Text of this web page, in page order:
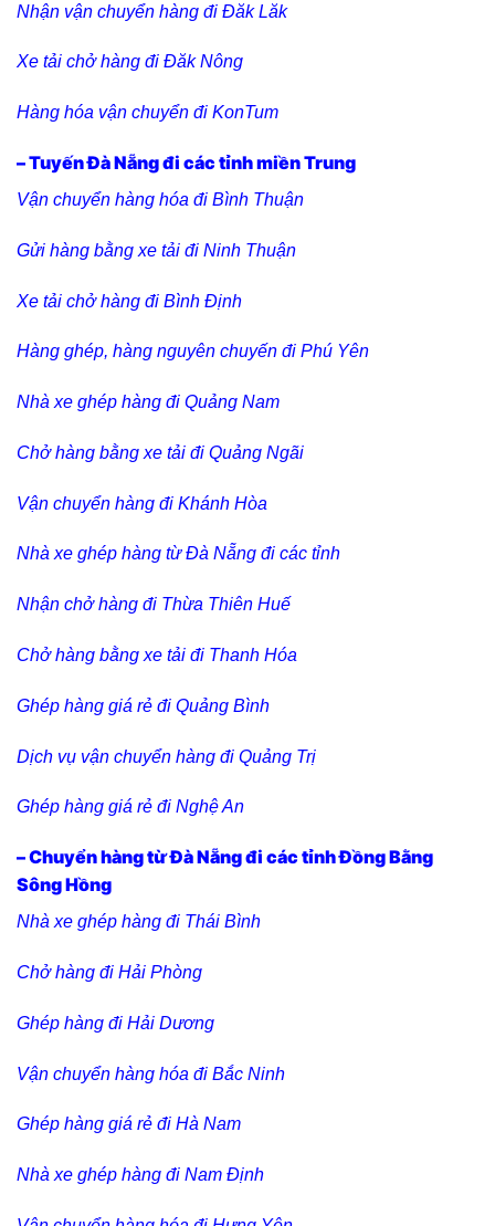
Nhận vận chuyển hàng đi Đăk Lăk
Xe tải chở hàng đi Đăk Nông
Hàng hóa vận chuyển đi KonTum
– Tuyến Đà Nẵng đi các tỉnh miền Trung
Vận chuyển hàng hóa đi Bình Thuận
Gửi hàng bằng xe tải đi Ninh Thuận
Xe tải chở hàng đi Bình Định
Hàng ghép, hàng nguyên chuyến đi Phú Yên
Nhà xe ghép hàng đi Quảng Nam
Chở hàng bằng xe tải đi Quảng Ngãi
Vận chuyển hàng đi Khánh Hòa
Nhà xe ghép hàng từ Đà Nẵng đi các tỉnh
Nhận chở hàng đi Thừa Thiên Huế
Chở hàng bằng xe tải đi Thanh Hóa
Ghép hàng giá rẻ đi Quảng Bình
Dịch vụ vận chuyển hàng đi Quảng Trị
Ghép hàng giá rẻ đi Nghệ An
– Chuyển hàng từ Đà Nẵng đi các tỉnh Đồng Bằng
Sông Hồng
Nhà xe ghép hàng đi Thái Bình
Chở hàng đi Hải Phòng
Ghép hàng đi Hải Dương
Vận chuyển hàng hóa đi Bắc Ninh
Ghép hàng giá rẻ đi Hà Nam
Nhà xe ghép hàng đi Nam Định